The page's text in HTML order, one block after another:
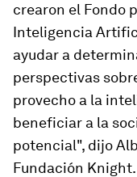
crearon el Fondo
Inteligencia A
ayudar a
perspectivas
provecho a la
beneficiar a la
potencial", dijo
Fundación Knight.